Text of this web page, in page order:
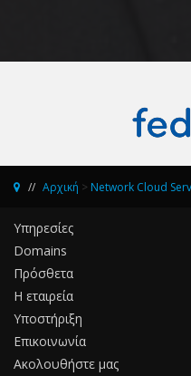
Αρχική > Network Cloud
Υπηρεσίες
Domains
Πρόσθετα
Η εταιρεία
Υποστήριξη
Επικοινωνία
Ακολουθήστε μας